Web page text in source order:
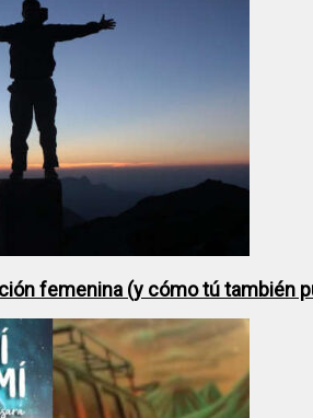
femenina (y cómo tú también